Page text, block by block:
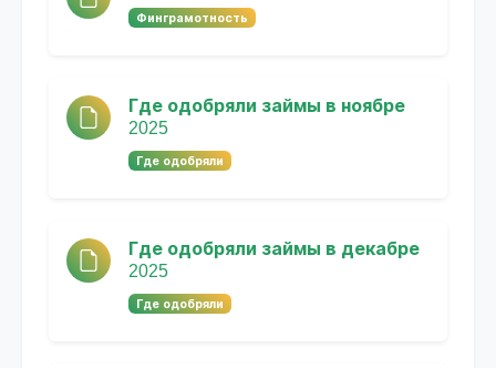
Финграмотность
Где одобряли займы в ноябре
2025
Где одобряли
Где одобряли займы в декабре
2025
Где одобряли